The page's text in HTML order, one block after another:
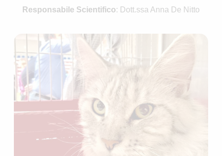
Responsabile Scientifico: Dott.ssa Anna De Nitto